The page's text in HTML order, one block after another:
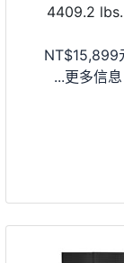
4409.2
NT$15,899
...更多信息